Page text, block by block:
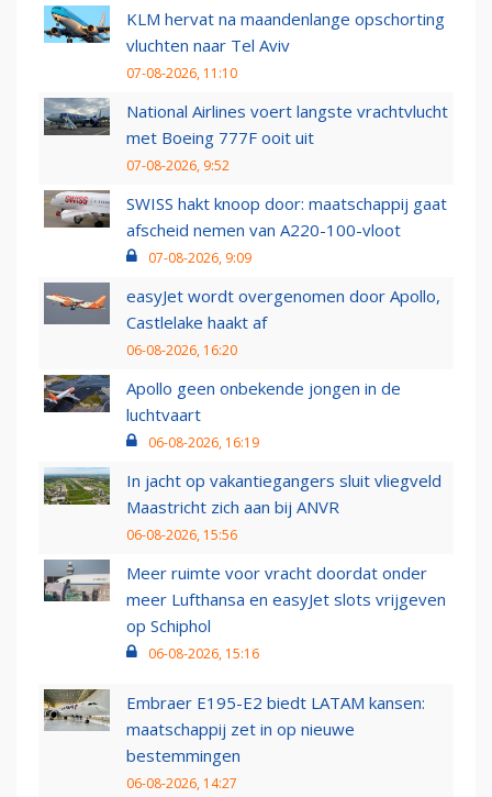
KLM hervat na maandenlange opschorting
vluchten naar Tel Aviv
07-08-2026, 11:10
National Airlines voert langste vrachtvlucht
met Boeing 777F ooit uit
07-08-2026, 9:52
SWISS hakt knoop door: maatschappij gaat
afscheid nemen van A220-100-vloot
07-08-2026, 9:09
easyJet wordt overgenomen door Apollo,
Castlelake haakt af
06-08-2026, 16:20
Apollo geen onbekende jongen in de
luchtvaart
06-08-2026, 16:19
In jacht op vakantiegangers sluit vliegveld
Maastricht zich aan bij ANVR
06-08-2026, 15:56
Meer ruimte voor vracht doordat onder
meer Lufthansa en easyJet slots vrijgeven
op Schiphol
06-08-2026, 15:16
Embraer E195-E2 biedt LATAM kansen:
maatschappij zet in op nieuwe
bestemmingen
06-08-2026, 14:27